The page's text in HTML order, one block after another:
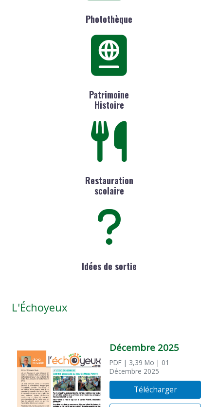
Photothèque
Patrimoine
Histoire
Restauration
scolaire
Idées de sortie
L'Échoyeux
Décembre 2025
PDF | 3,39 Mo | 01
Décembre 2025
Télécharger